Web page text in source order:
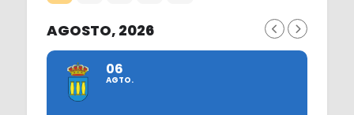
AGOSTO, 2026
06
AGTO.